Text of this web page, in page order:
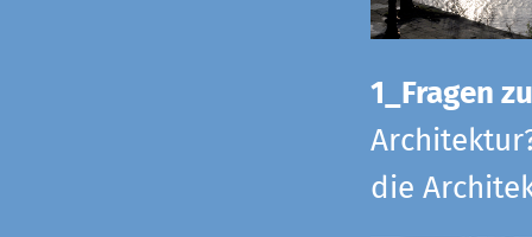
1_Fragen
die